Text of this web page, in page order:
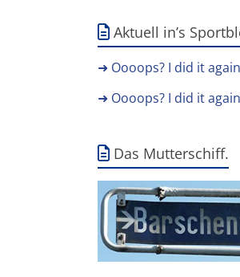
Aktuell in’s
➜ Oooops? I did it
➜ Oooops? I did it
Das Mutterschiff.